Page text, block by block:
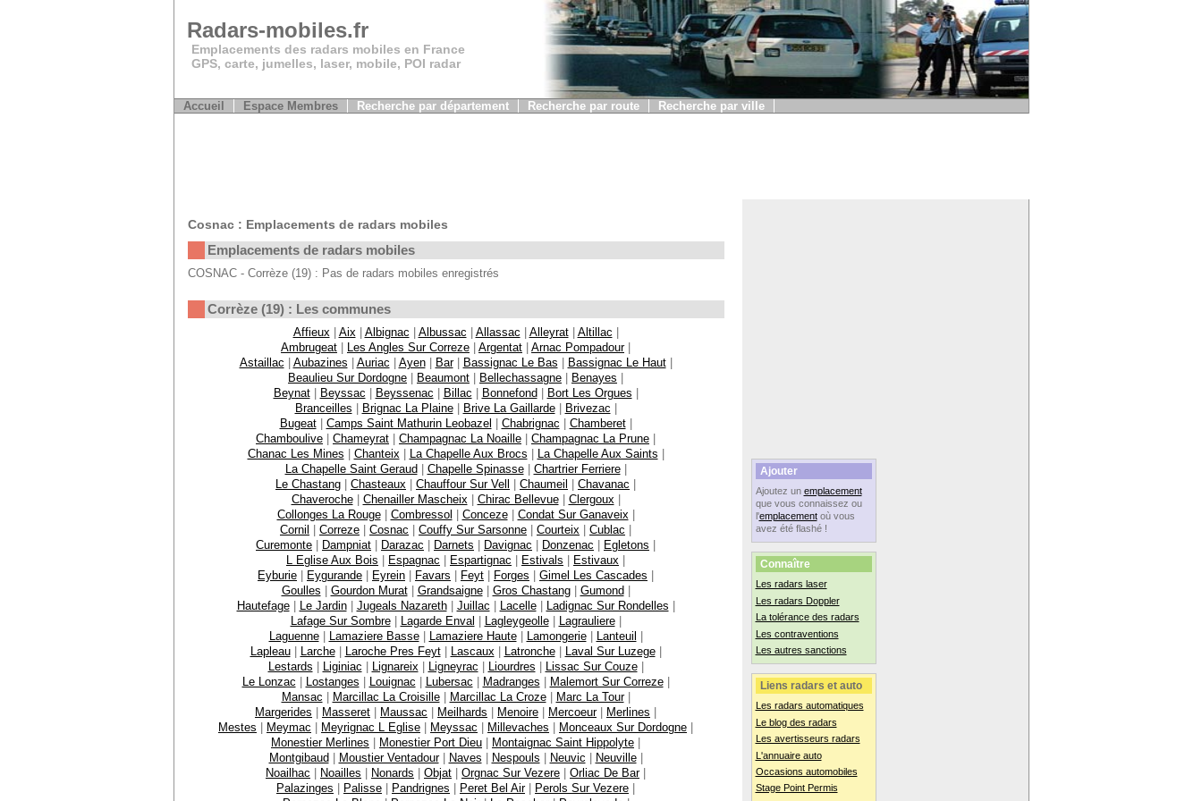
Radars-mobiles.fr
Emplacements des radars mobiles en France
GPS, carte, jumelles, laser, mobile, POI radar
Accueil Espace Membres Recherche par département Recherche par route Recherche par ville
Ajouter
Ajoutez un emplacement
que vous connaissez ou
l'emplacementoù vous
avez été flashé !
Connaître
Les radars laser
Les radars Doppler
La tolérance des radars
Les contraventions
Les autres sanctions
Liens radars et auto
Les radars automatiques
Le blog des radars
Les avertisseurs radars
L'annuaire auto
Occasions automobiles
Stage Point Permis
Cosnac : Emplacements de radars mobiles
Emplacements de radars mobiles
COSNAC - Corrèze (19) : Pas de radars mobiles enregistrés
Corrèze (19) : Les communes
Affieux | Aix | Albignac | Albussac | Allassac | Alleyrat| Altillac |
Ambrugeat | Les Angles Sur Correze | Argentat | Arnac Pompadour|
Astaillac | Aubazines | Auriac | Ayen| Bar| Bassignac Le Bas | Bassignac Le Haut|
Beaulieu Sur Dordogne | Beaumont | Bellechassagne | Benayes |
Beynat| Beyssac | Beyssenac | Billac | Bonnefond| Bort Les Orgues |
Branceilles | Brignac La Plaine| Brive La Gaillarde| Brivezac |
Bugeat| Camps Saint Mathurin Leobazel | Chabrignac | Chamberet|
Chamboulive | Chameyrat | Champagnac La Noaille | Champagnac La Prune |
Chanac Les Mines | Chanteix | La Chapelle Aux Brocs | La Chapelle Aux Saints |
La Chapelle Saint Geraud| Chapelle Spinasse| Chartrier Ferriere|
Le Chastang | Chasteaux | Chauffour Sur Vell | Chaumeil | Chavanac |
Chaveroche| Chenailler Mascheix | Chirac Bellevue| Clergoux |
Collonges La Rouge| Combressol | Conceze| Condat Sur Ganaveix |
Cornil | Correze | Cosnac | Couffy Sur Sarsonne | Courteix | Cublac |
Curemonte | Dampniat | Darazac | Darnets | Davignac | Donzenac | Egletons |
L Eglise Aux Bois | Espagnac | Espartignac | Estivals | Estivaux |
Eyburie | Eygurande | Eyrein | Favars | Feyt | Forges | Gimel Les Cascades |
Goulles | Gourdon Murat| Grandsaigne| Gros Chastang| Gumond|
Hautefage| Le Jardin| Jugeals Nazareth| Juillac | Lacelle| Ladignac Sur Rondelles |
Lafage Sur Sombre| Lagarde Enval | Lagleygeolle| Lagrauliere|
Laguenne| Lamaziere Basse| Lamaziere Haute| Lamongerie| Lanteuil |
Lapleau| Larche| Laroche Pres Feyt| Lascaux | Latronche| Laval Sur Luzege|
Lestards | Liginiac | Lignareix | Ligneyrac | Liourdres | Lissac Sur Couze|
Le Lonzac | Lostanges | Louignac | Lubersac | Madranges | Malemort Sur Correze|
Mansac | Marcillac La Croisille| Marcillac La Croze| Marc La Tour|
Margerides | Masseret | Maussac | Meilhards | Menoire | Mercoeur| Merlines |
Mestes | Meymac | Meyrignac L Eglise | Meyssac | Millevaches | Monceaux Sur Dordogne |
Monestier Merlines | Monestier Port Dieu | Montaignac Saint Hippolyte |
Montgibaud| Moustier Ventadour| Naves | Nespouls | Neuvic | Neuville|
Noailhac | Noailles | Nonards | Objat | Orgnac Sur Vezere | Orliac De Bar|
Palazinges | Palisse | Pandrignes | Peret Bel Air| Perols Sur Vezere |